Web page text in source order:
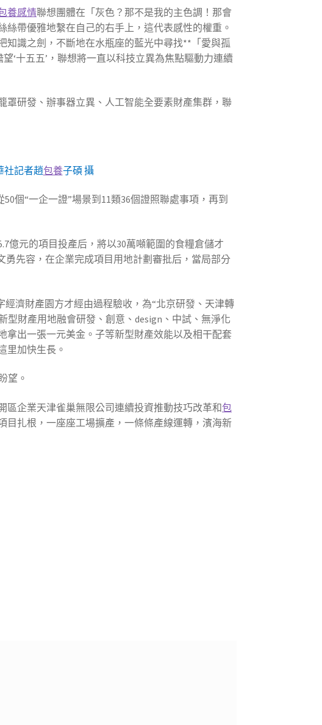
養感情聯想團體在「灰色？那不是我的主色調！那會
帶優雅地繫在自己的右手上，這代表感性的權重。
知識之劍，不斷地在水瓶座的藍光中尋找**「愛與孤
‘十五五’，聯想將一直以科技立異為焦點驅動力連續
罩研發、辦事器立異、人工智能全要素財產集群，聯
社記者趙包養子碩 攝
個“一企一證”場景到11類36個證照聯處事項，再到
億元的項目投產后，將以30萬噸範圍的食糧倉儲才
先容，在企業完成項目用地計劃審批后，當局部分
濟財產園方才經由過程驗收，為“北京研發、天津轉
型財產用地融會研發、創意、design、中試、無淨化
拿出一張一元美金。子等新型財產效能以及相干配套
里加快生長。
望。
區企業天津雀巢無限公司連續投資推動技巧改革和包
扎根，一座座工場擴產，一條條產線運轉，濱海新